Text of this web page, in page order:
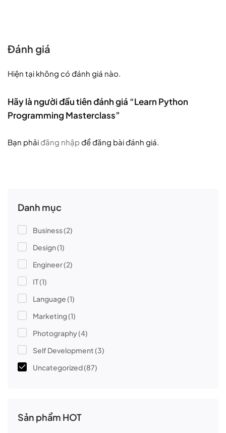
Danh mục
Business(2)
Design(1)
Engineer(2)
IT(1)
Language(1)
Marketing(1)
Photography(4)
Self Development(3)
Uncategorized(87)
Sản phẩm HOT
Đánh giá
Hiện tại không có đánh giá nào.
Hãy là người đầu tiên đánh giá “Learn Python
Programming Masterclass”
Bạn phải đăng nhập để đăng bài đánh giá.